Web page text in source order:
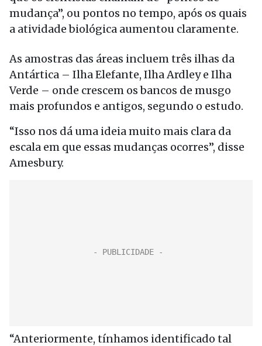
mudança”, ou pontos no tempo, após os quais
a atividade biológica aumentou claramente.
As amostras das áreas incluem três ilhas da
Antártica – Ilha Elefante, Ilha Ardley e Ilha
Verde – onde crescem os bancos de musgo
mais profundos e antigos, segundo o estudo.
“Isso nos dá uma ideia muito mais clara da
escala em que essas mudanças ocorres”, disse
Amesbury.
“Anteriormente, tínhamos identificado tal